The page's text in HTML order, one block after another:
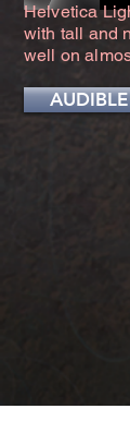
Helvetica
with tall and
well on
AUDIBLE